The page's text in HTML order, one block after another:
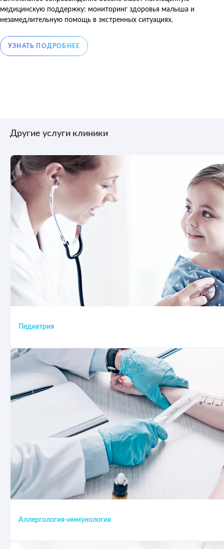
медицинскую поддержку: мониторинг здоровья малыша и
незамедлительную помощь в экстренных ситуациях.
Другие услуги клиники
Педиатрия
Аллергология-иммунология